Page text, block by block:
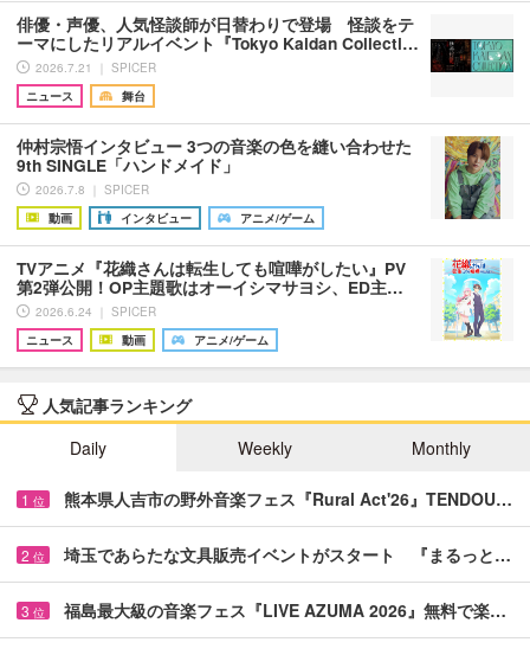
俳優・声優、人気怪談師が日替わりで登場 怪談をテ
ーマにしたリアルイベント『Tokyo Kaidan Collecti…
2026.7.21 ｜ SPICER
ニュース
舞台
仲村宗悟インタビュー 3つの音楽の色を縫い合わせた
9th SINGLE「ハンドメイド」
2026.7.8 ｜ SPICER
動画
インタビュー アニメ/ゲーム
TVアニメ『花織さんは転生しても喧嘩がしたい』PV
第2弾公開！OP主題歌はオーイシマサヨシ、ED主…
2026.6.24 ｜ SPICER
ニュース
動画 アニメ/ゲーム
人気記事ランキング
Daily
Weekly Monthly
1 位 熊本県人吉市の野外音楽フェス『Rural Act'26』TENDOU…
2 位 埼玉であらたな文具販売イベントがスタート 『まるっと…
3 位 福島最大級の音楽フェス『LIVE AZUMA 2026』無料で楽…